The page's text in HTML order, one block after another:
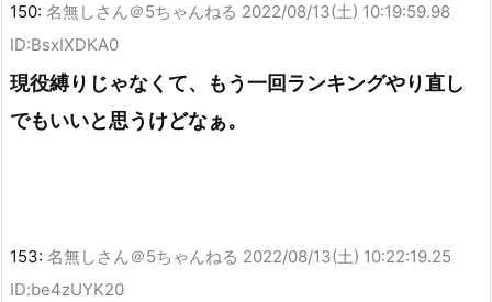
150: 名無しさん＠5ちゃんねる 2022/08/13(土) 10:19:59.98
ID:BsxIXDKA0
現役縛りじゃなくて、もう一回ランキングやり直し
でもいいと思うけどなぁ。
153: 名無しさん＠5ちゃんねる 2022/08/13(土) 10:22:19.25
ID:be4zUYK20